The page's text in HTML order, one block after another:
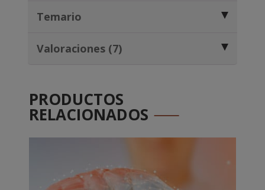
Temario
Valoraciones (7)
PRODUCTOS
RELACIONADOS